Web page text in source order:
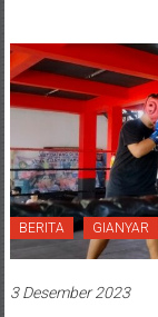
BERITA GIANYAR
3 Desember 2023